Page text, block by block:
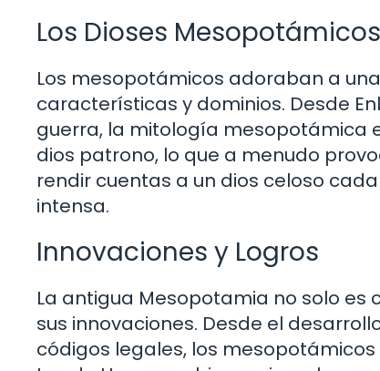
Los Dioses Mesopotámicos
Los mesopotámicos adoraban a
características y dominios. Desde
guerra, la mitología mesopotámica
dios patrono, lo que a menudo
rendir cuentas a un dios celoso
intensa.
Innovaciones y Logros
La antigua Mesopotamia no solo es
sus innovaciones. Desde el
códigos legales, los